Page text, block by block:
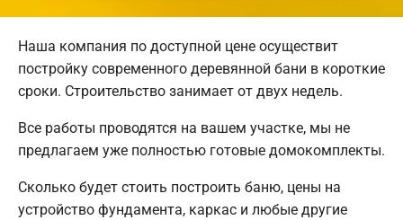
Наша компания по доступной цене осуществит
постройку современного деревянной бани в короткие
сроки. Строительство занимает от двух недель.
Все работы проводятся на вашем участке, мы не
предлагаем уже полностью готовые домокомплекты.
Сколько будет стоить построить баню, цены на
устройство фундамента, каркас и любые другие